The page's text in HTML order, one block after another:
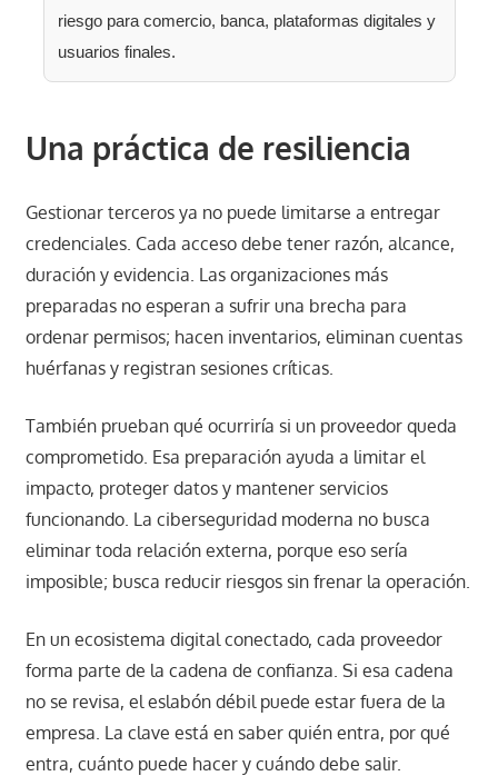
riesgo para comercio, banca, plataformas digitales y
usuarios finales.
Una práctica de resiliencia
Gestionar terceros ya no puede limitarse a entregar
credenciales. Cada acceso debe tener razón, alcance,
duración y evidencia. Las organizaciones más
preparadas no esperan a sufrir una brecha para
ordenar permisos; hacen inventarios, eliminan cuentas
huérfanas y registran sesiones críticas.
También prueban qué ocurriría si un proveedor queda
comprometido. Esa preparación ayuda a limitar el
impacto, proteger datos y mantener servicios
funcionando. La ciberseguridad moderna no busca
eliminar toda relación externa, porque eso sería
imposible; busca reducir riesgos sin frenar la operación.
En un ecosistema digital conectado, cada proveedor
forma parte de la cadena de confianza. Si esa cadena
no se revisa, el eslabón débil puede estar fuera de la
empresa. La clave está en saber quién entra, por qué
entra, cuánto puede hacer y cuándo debe salir.